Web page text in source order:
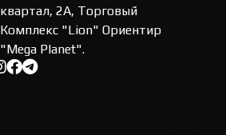
квартал, 2А, Торговый
Комплекс "Lion" Ориентир
"Mega Planet".